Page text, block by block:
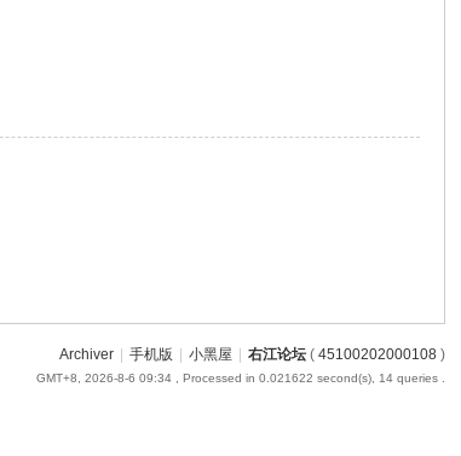
Archiver 手机版 小黑屋 右江论坛( 45100202000108)
GMT+8, 2026-8-6 09:34, Processed in 0.021622 second(s), 14 queries .